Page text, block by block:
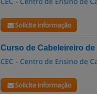
Solicite informação
Curso de Cabeleireiro
CEC - Centro de Ensino de
Solicite informação